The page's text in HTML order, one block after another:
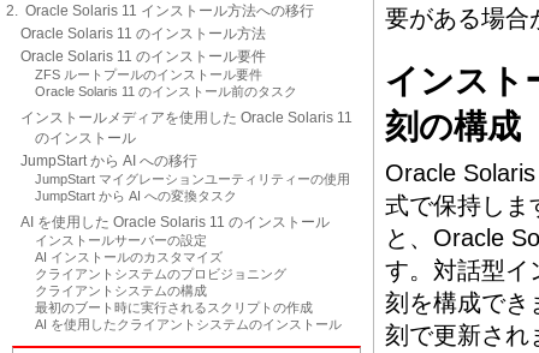
2. Oracle Solaris 11 インストール方法への移行
Oracle Solaris 11 のインストール方法
Oracle Solaris 11 のインストール要件
ZFS ルートプールのインストール要件
Oracle Solaris 11 のインストール前のタスク
インストールメディアを使用した Oracle Solaris 11
のインストール
JumpStart から AI への移行
JumpStart マイグレーションユーティリティーの使用
JumpStart から AI への変換タスク
AI を使用した Oracle Solaris 11 のインストール
インストールサーバーの設定
AI インストールのカスタマイズ
クライアントシステムのプロビジョニング
クライアントシステムの構成
最初のブート時に実行されるスクリプトの作成
AI を使用したクライアントシステムのインストール
要がある場合
インスト
刻の構成
Oracle
式で保持しま
と、Oracle
す。対話型イ
刻を構成でき
刻で更新され